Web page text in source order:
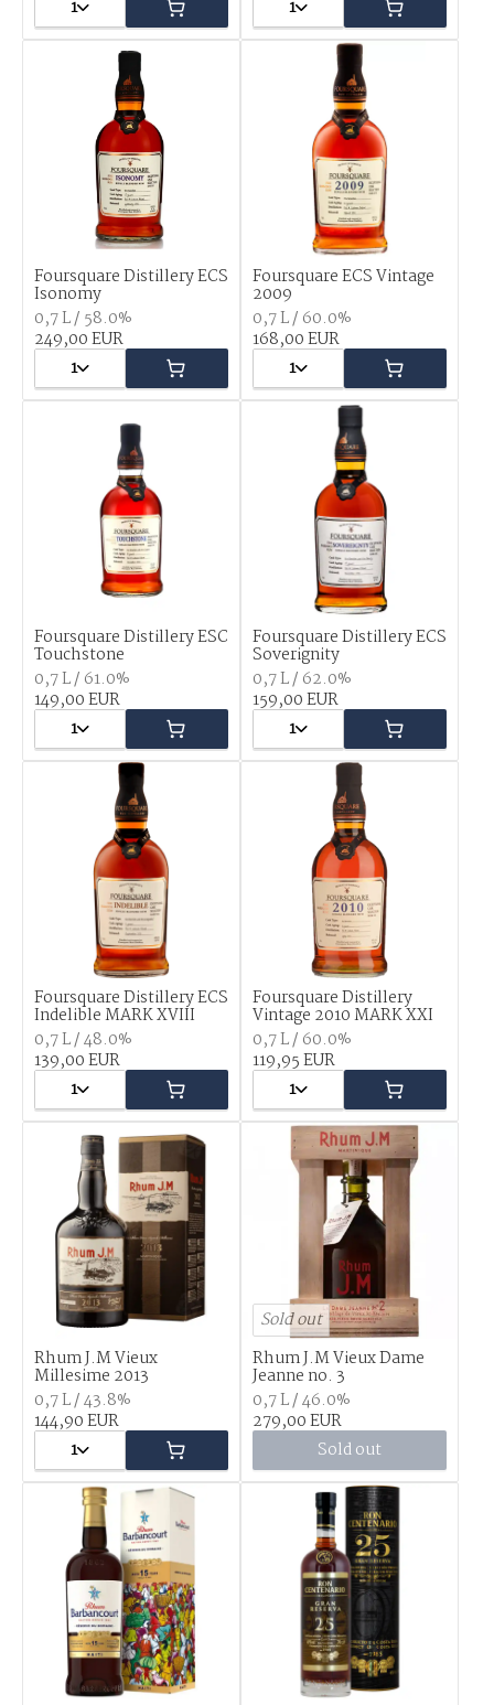
1 1
Foursquare Distillery ECS
Isonomy
0,7 L / 58.0%
249,00 EUR
1
Foursquare ECS Vintage
2009
0,7 L / 60.0%
168,00 EUR
1
Foursquare Distillery ESC
Touchstone
0,7 L / 61.0%
149,00 EUR
1
Foursquare Distillery ECS
Soverignity
0,7 L / 62.0%
159,00 EUR
1
Foursquare Distillery ECS
Indelible MARK XVIII
0,7 L / 48.0%
139,00 EUR
1
Foursquare Distillery
Vintage 2010 MARK XXI
0,7 L / 60.0%
119,95 EUR
1
Rhum J.M Vieux
Millesime 2013
0,7 L / 43.8%
144,90 EUR
1
Sold out
Rhum J.M Vieux Dame
Jeanne no. 3
0,7 L / 46.0%
279,00 EUR
Sold out